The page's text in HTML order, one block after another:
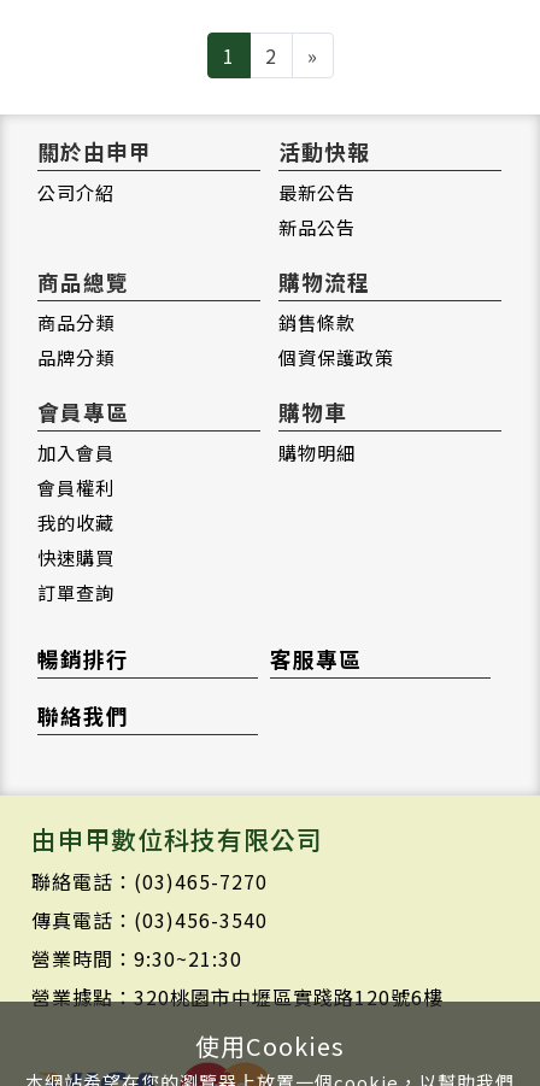
1 2 »
關於由申甲
公司介紹
活動快報
最新公告
新品公告
商品總覽
商品分類
品牌分類
購物流程
銷售條款
個資保護政策
會員專區
加入會員
會員權利
我的收藏
快速購買
訂單查詢
購物車
購物明細
暢銷排行
客服專區
聯絡我們
由申甲數位科技有限公司
聯絡電話：(03)465-7270
傳真電話：(03)456-3540
營業時間：9:30~21:30
營業據點：320桃園市中壢區實踐路120號6樓
使用Cookies